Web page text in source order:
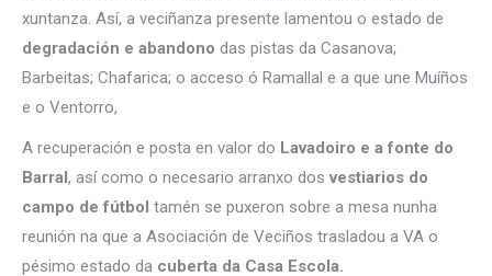
xuntanza. Así, a veciñanza presente lamentou o estado de
degradación e abandono das pistas da Casanova;
Barbeitas; Chafarica; o acceso ó Ramallal e a que une Muíños
e o Ventorro,
A recuperación e posta en valor do Lavadoiro e a fonte do
Barral, así como o necesario arranxo dos vestiarios do
campo de fútbol tamén se puxeron sobre a mesa nunha
reunión na que a Asociación de Veciños trasladou a VA o
pésimo estado da cuberta da Casa Escola.